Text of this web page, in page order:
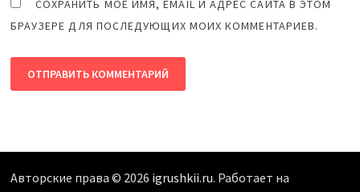
СОХРАНИТЬ МОЁ ИМЯ, EMAIL И АДРЕС САЙТА В ЭТОМ
БРАУЗЕРЕ ДЛЯ ПОСЛЕДУЮЩИХ МОИХ КОММЕНТАРИЕВ.
Авторские права © 2026 igrushkii.ru. Работает на